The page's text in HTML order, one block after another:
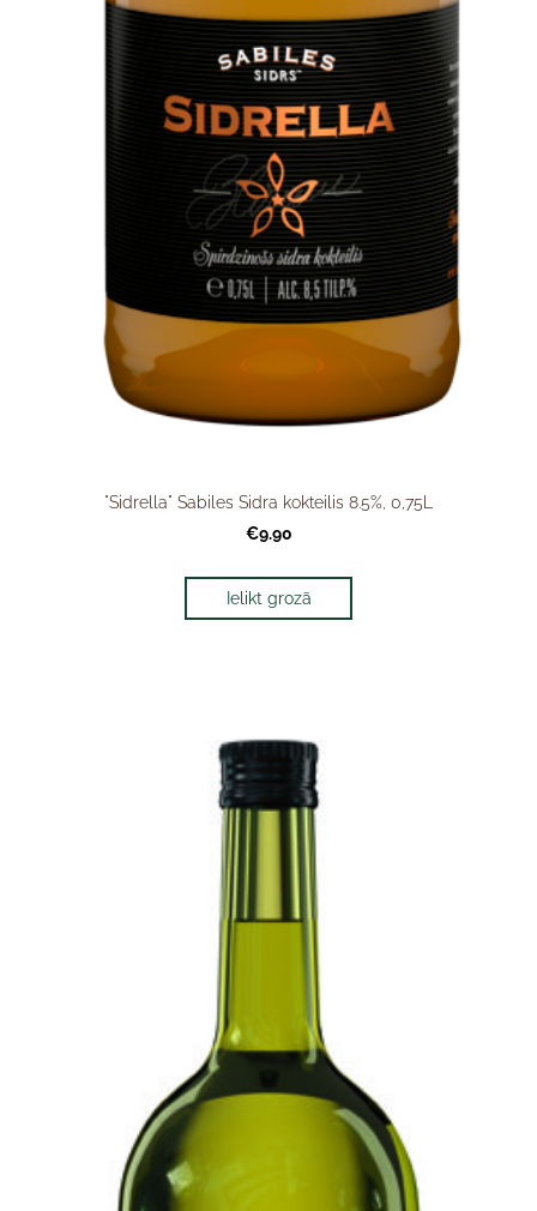
"Sidrella" Sabiles Sidra kokteilis 8.5%, 0,75L
€9.90
Ielikt grozā